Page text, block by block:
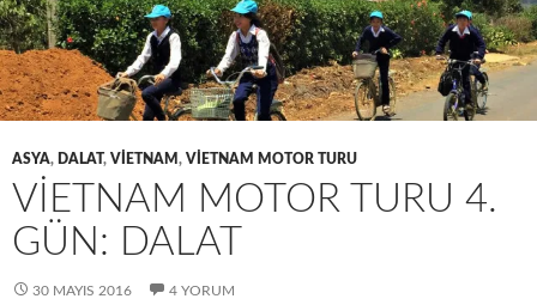
ASYA, DALAT , VİETNAM , VİETNAM MOTOR TURU
VİETNAM MOTOR TURU 4.
GÜN: DALAT
30 MAYIS 2016 4 YORUM